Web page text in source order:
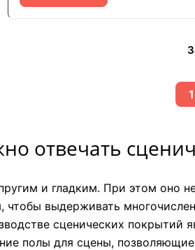
1
отвечать
и гладким. При этом оно
выдерживать
сценических покрытий
полы для сцены,